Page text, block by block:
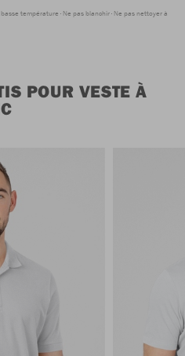
température Ne pas blanchir Ne pas nettoyer à
POUR VESTE À